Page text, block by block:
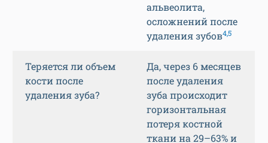
альвеолита,
осложнений после
удаления зубов4,5
Теряется ли объем
кости после
удаления зуба?
Да, через 6 месяцев
после удаления
зуба происходит
горизонтальная
потеря костной
ткани на 29–63% и